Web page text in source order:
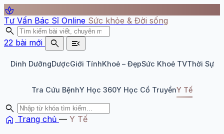
spa
Tư Vấn Bác Sĩ Online Sức khỏe & Đời sống
search
22 bài mới search menu_open
Dinh DưỡngDượcGiới TínhKhoẻ – ĐẹpSức Khoẻ TVThời Sự
Tra Cứu BệnhY Học 360Y Học Cổ TruyềnY Tế
search
home Trang chủ — Y Tế